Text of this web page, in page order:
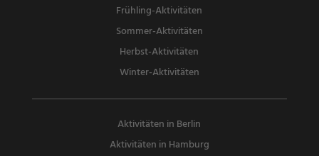
Frühling-Aktivitäten
Sommer-Aktivitäten
Herbst-Aktivitäten
Winter-Aktivitäten
Aktivitäten in Berlin
Aktivitäten in Hamburg